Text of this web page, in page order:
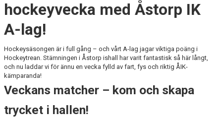
hockeyvecka med Åstorp IK
A-lag!
Hockeysäsongen är i full gång – och vårt A-lag jagar viktiga poäng i
Hockeytrean. Stämningen i Åstorp ishall har varit fantastisk så här långt,
och nu laddar vi för ännu en vecka fylld av fart, fys och riktig ÅIK-
kämparanda!
Veckans matcher – kom och skapa
trycket i hallen!